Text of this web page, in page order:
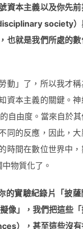
資本主義以及你先
society
也就是我們所處的
動」了，所以我才
資本主義的關鍵。
自由度。當來自於
同的反應，因此，
時間在數位世界中
物質化了。
的實驗紀錄片
「披
像」，我們把這些
），甚至這些沒